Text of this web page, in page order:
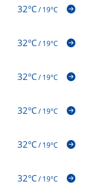
32°C/19°C
32°C/19°C
32°C/19°C
32°C/19°C
32°C/19°C
32°C/19°C